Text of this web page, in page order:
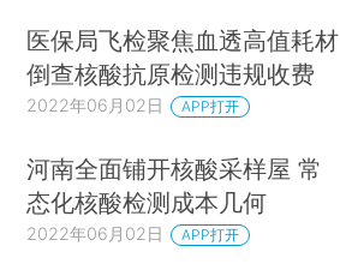
医保局飞检聚焦血透高值耗材
倒查核酸抗原检测违规收费
2022年06月02日 APP打开
河南全面铺开核酸采样屋 常
态化核酸检测成本几何
2022年06月02日 APP打开